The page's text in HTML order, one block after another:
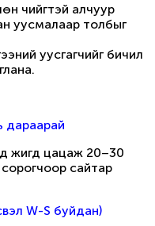
чийгтэй алчуур
уусмалаар толбыг
уусгагчийг бичил
дараарай
жигд цацаж 20–30
сайтар
W-S буйдан)